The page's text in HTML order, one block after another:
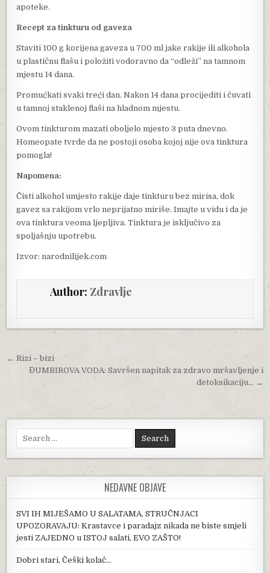
apoteke.
Recept za tinkturu od gaveza
Staviti 100 g korijena gaveza u 700 ml jake rakije ili alkohola
u plastičnu flašu i položiti vodoravno da “odleži” na tamnom
mjestu 14 dana.
Promućkati svaki treći dan. Nakon 14 dana procijediti i čuvati
u tamnoj staklenoj flaši na hladnom mjestu.
Ovom tinkturom mazati oboljelo mjesto 3 puta dnevno.
Homeopate tvrde da ne postoji osoba kojoj nije ova tinktura
pomogla!
Napomena:
Čisti alkohol umjesto rakije daje tinkturu bez mirisa, dok
gavez sa rakijom vrlo neprijatno miriše. Imajte u vidu i da je
ova tinktura veoma ljepljiva. Tinktura je isključivo za
spoljašnju upotrebu.
Izvor: narodnilijek.com
Author: Zdravlje
Post navigation
← Rizi – bizi
ĐUMBIROVA VODA: Savršen napitak za zdravo mršavljenje i
detoksikaciju… →
Search for:
NEDAVNE OBJAVE
SVI IH MIJEŠAMO U SALATAMA, STRUČNJACI
UPOZORAVAJU: Krastavce i paradajz nikada ne biste smjeli
jesti ZAJEDNO u ISTOJ salati, EVO ZAŠTO!
Dobri stari, Češki kolač…